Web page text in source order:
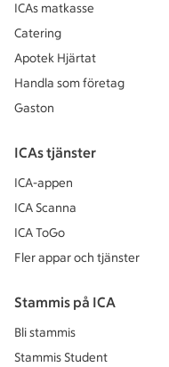
ICAs matkasse
Catering
Apotek Hjärtat
Handla som företag
Gaston
ICAs tjänster
ICA-appen
ICA Scanna
ICA ToGo
Fler appar och tjänster
Stammis på ICA
Bli stammis
Stammis Student